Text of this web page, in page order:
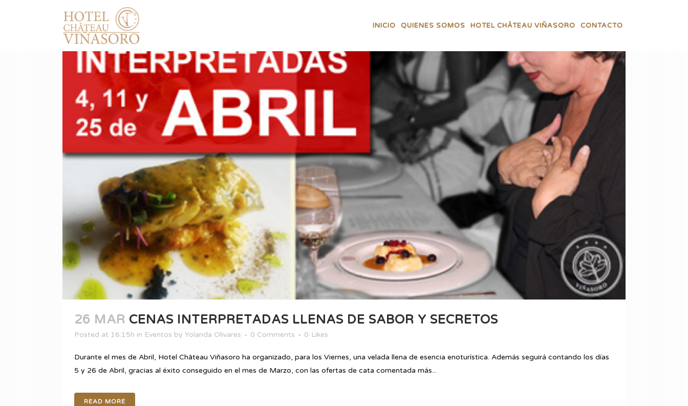
INICIO QUIENES SOMOS HOTEL CHÂTEAU VIÑASORO CONTACTO
26 MAR CENAS INTERPRETADAS LLENAS DE SABOR Y SECRETOS
Posted at 16:15h in Eventos by Yolanda Olivares 0 Comments 0 Likes
Durante el mes de Abril, Hotel Château Viñasoro ha organizado, para los Viernes, una velada llena de esencia enoturística. Además seguirá contando los días
5 y 26 de Abril, gracias al éxito conseguido en el mes de Marzo, con las ofertas de cata comentada más...
READ MORE